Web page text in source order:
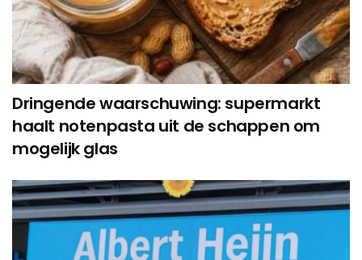
Dringende waarschuwing: supermarkt
haalt notenpasta uit de schappen om
mogelijk glas